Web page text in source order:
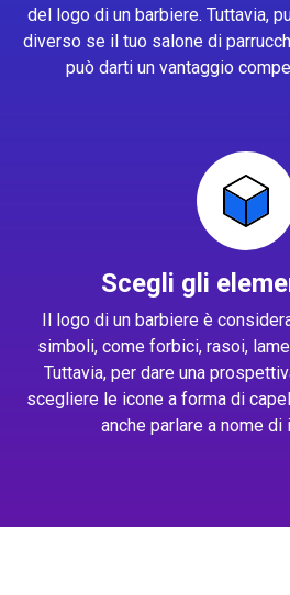
del logo di un barbiere. Tuttavia,
diverso se il tuo salone di
può darti un vantaggio
Scegli gli
Il logo di un barbiere è
simboli, come forbici, rasoi,
Tuttavia, per dare una
scegliere le icone a forma di
anche parlare a nome di